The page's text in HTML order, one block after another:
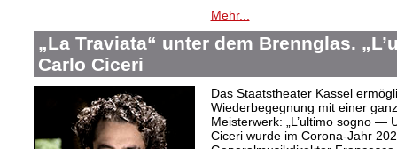
Mehr...
„La Traviata“ unter dem Brennglas.
Carlo Ciceri
Das Staatstheater Kassel
Wiederbegegnung mit einer
Meisterwerk: „L’ultimo sogno —
Ciceri wurde im Corona-Jahr